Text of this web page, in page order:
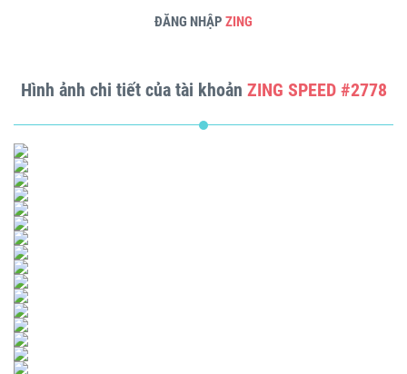
ĐĂNG NHẬP ZING
Hình ảnh chi tiết của tài khoản ZING SPEED #2778